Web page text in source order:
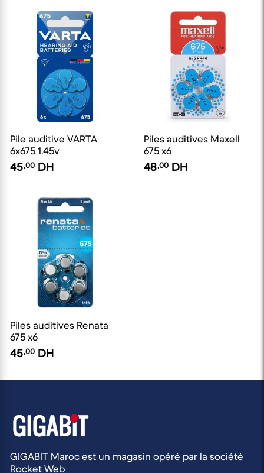
Pile auditive VARTA
6x675 1.45v
45,00 DH
Piles auditives Maxell
675 x6
48,00 DH
Piles auditives Renata
675 x6
45,00 DH
GIGABIT Maroc est un magasin opéré par la société
Rocket Web